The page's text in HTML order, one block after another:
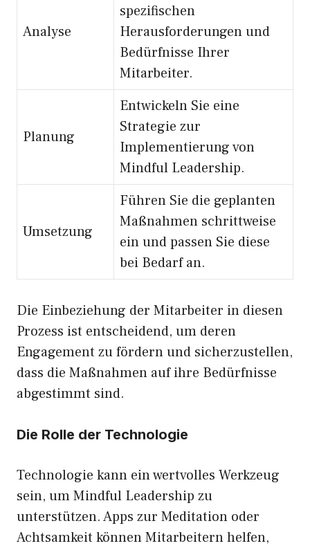
Analyse
spezifischen
Herausforderungen und
Bedürfnisse Ihrer
Mitarbeiter.
Planung
Entwickeln Sie eine
Strategie zur
Implementierung von
Mindful Leadership.
Umsetzung
Führen Sie die geplanten
Maßnahmen schrittweise
ein und passen Sie diese
bei Bedarf an.
Die Einbeziehung der Mitarbeiter in diesen
Prozess ist entscheidend, um deren
Engagement zu fördern und sicherzustellen,
dass die Maßnahmen auf ihre Bedürfnisse
abgestimmt sind.
Die Rolle der Technologie
Technologie kann ein wertvolles Werkzeug
sein, um Mindful Leadership zu
unterstützen. Apps zur Meditation oder
Achtsamkeit können Mitarbeitern helfen,